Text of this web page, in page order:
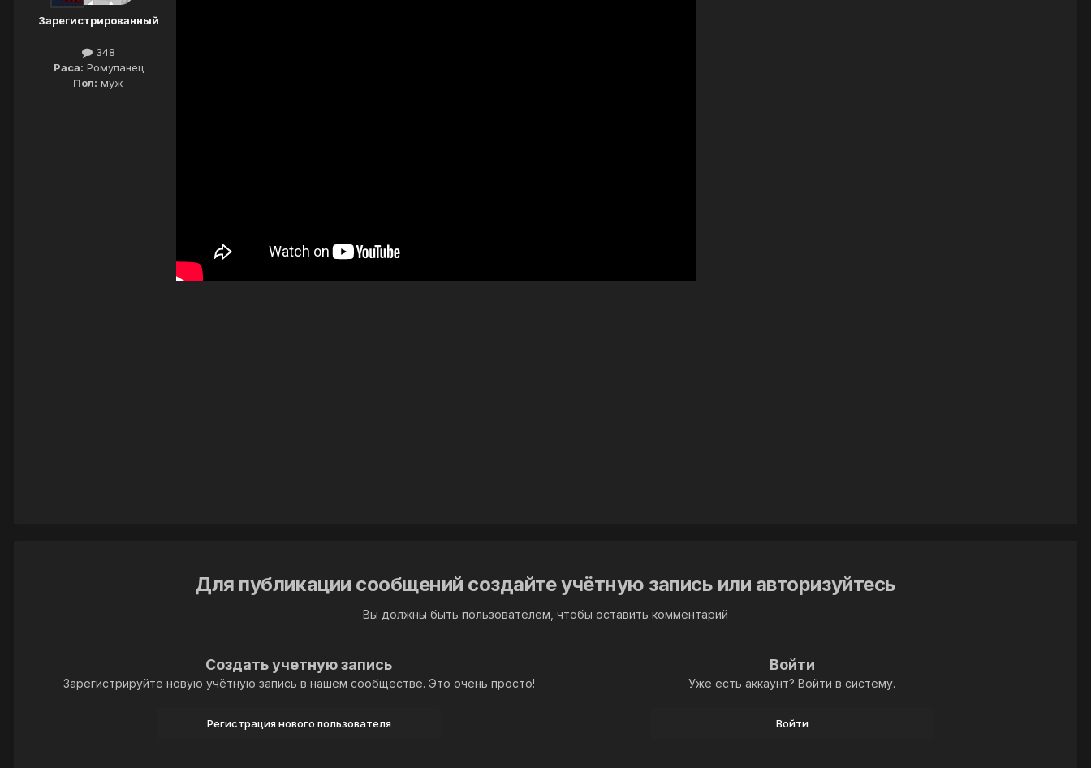
Зарегистрированный
348
Раса: Ромуланец
Пол: муж
Для публикации сообщений создайте учётную запись или авторизуйтесь
Вы должны быть пользователем, чтобы оставить комментарий
Создать учетную запись
Зарегистрируйте новую учётную запись в нашем сообществе. Это очень просто!
Регистрация нового пользователя
Войти
Уже есть аккаунт? Войти в систему.
Войти